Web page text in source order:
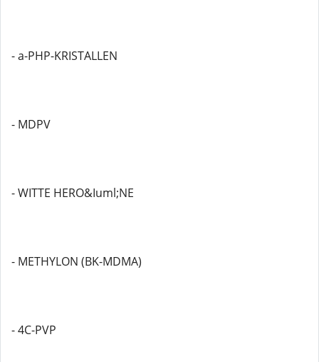
- a-PHP-KRISTALLEN
- MDPV
- WITTE HERO&Iuml;NE
- METHYLON (BK-MDMA)
- 4C-PVP